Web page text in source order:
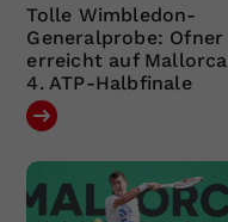
Tolle Wimbledon-
Generalprobe: Ofner
erreicht auf Mallorca
4. ATP-Halbfinale